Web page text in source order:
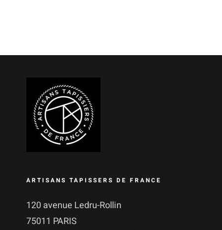
ARTISANS TAPISSERS DE FRANCE
120 avenue Ledru-Rollin
75011 PARIS